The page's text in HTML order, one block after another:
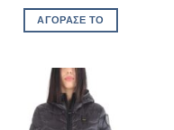
was:
€100,99.
ΑΓΌΡΑΣΈ ΤΟ